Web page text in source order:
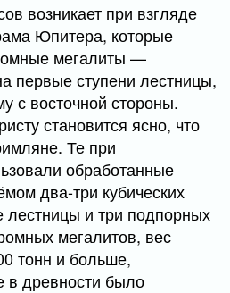
возникает при взгляде
Юпитера, которые
мегалиты —
первые ступени лестницы,
с восточной стороны.
становится ясно, что
Те при
обработанные
два-три кубических
и три подпорных
мегалитов, вес
тонн и больше,
в древности было